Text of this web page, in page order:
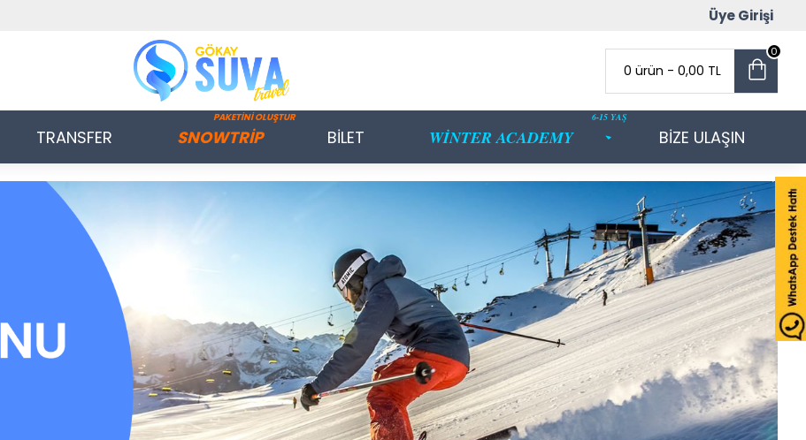
Üye Girişi
0 ürün - 0,00 TL
0
TRANSFER SNOWTRİP
PAKETİNİ OLUŞTUR
BİLET WİNTER ACADEMY
6-15 YAŞ
BİZE ULAŞIN